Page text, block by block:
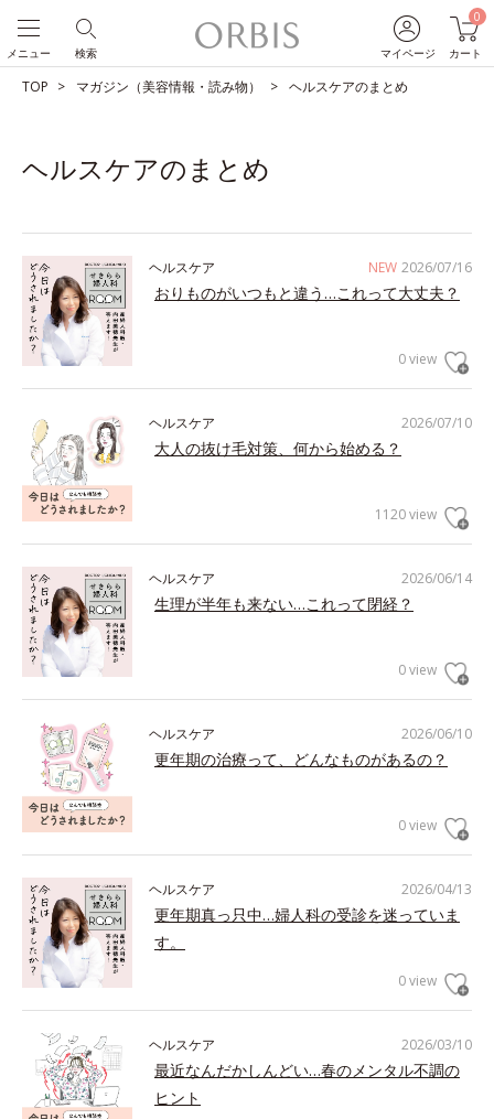
マイページ
0
カート
検索
メニュー
TOP マガジン（美容情報・読み物） ヘルスケアのまとめ
ヘルスケアのまとめ
NEW 2026/07/16
ヘルスケア
おりものがいつもと違う…これって大丈夫？
0 view
2026/07/10
ヘルスケア
大人の抜け毛対策、何から始める？
1120 view
2026/06/14
ヘルスケア
生理が半年も来ない…これって閉経？
0 view
2026/06/10
ヘルスケア
更年期の治療って、どんなものがあるの？
0 view
2026/04/13
ヘルスケア
更年期真っ只中…婦人科の受診を迷っていま
す。
0 view
2026/03/10
ヘルスケア
最近なんだかしんどい…春のメンタル不調の
ヒント